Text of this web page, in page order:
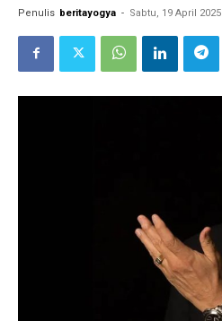
Penulis beritayogya - Sabtu, 19 April 2025